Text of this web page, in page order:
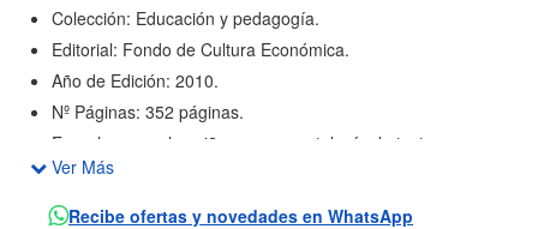
Colección: Educación y pedagogía.
Editorial: Fondo de Cultura Económica.
Año de Edición: 2010.
Nº Páginas: 352 páginas.
Escuchemos a los niños es una antología de textos cuyo
tema central es la opinión que los niños tienen acerca de su
familia, sus problemas, sus propios derechos.
Ver Más
Recibe ofertas y novedades en WhatsApp